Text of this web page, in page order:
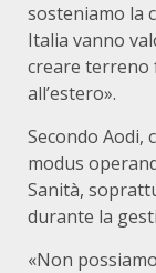
sosteniamo la
Italia vanno
creare terreno
all’estero».
Secondo Aodi,
modus
Sanità,
durante la
«Non